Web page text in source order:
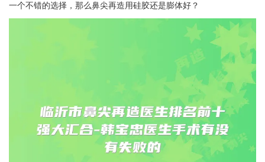
一个不错的选择，那么鼻尖再造用硅胶还是膨体好？